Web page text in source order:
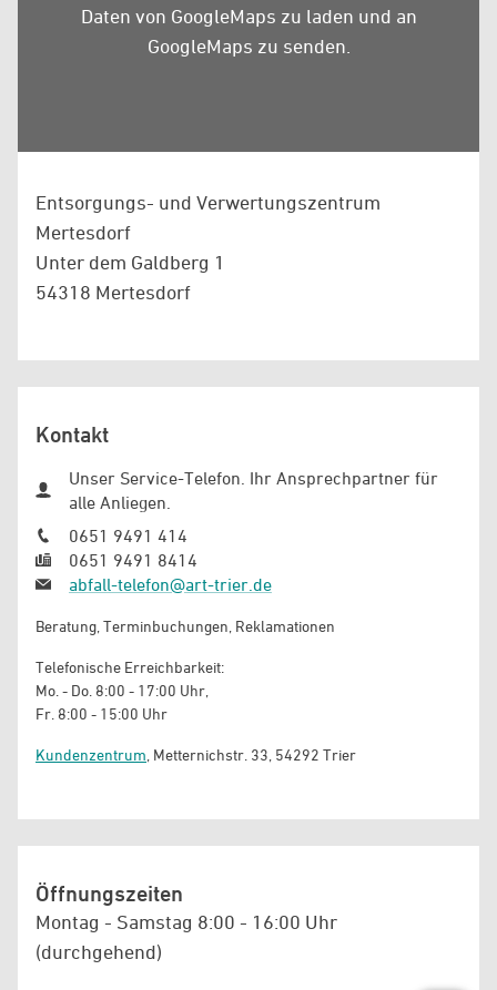
Daten von GoogleMaps zu laden und an
GoogleMaps zu senden.
Entsorgungs- und Verwertungszentrum
Mertesdorf
Unter dem Galdberg 1
54318 Mertesdorf
Kontakt
Unser Service-Telefon. Ihr Ansprechpartner für
alle Anliegen.
0651 9491 414
0651 9491 8414
abfall-telefon@art-trier.de
Beratung, Terminbuchungen, Reklamationen
Telefonische Erreichbarkeit:
Mo. - Do. 8:00 - 17:00 Uhr,
Fr. 8:00 - 15:00 Uhr
Kundenzentrum , Metternichstr. 33, 54292 Trier
Öffnungszeiten
Montag - Samstag 8:00 - 16:00 Uhr
(durchgehend)